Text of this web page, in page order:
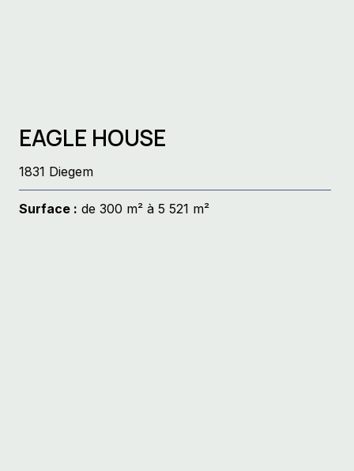
EAGLE HOUSE
1831 Diegem
Surface : de 300 m² à 5 521 m²